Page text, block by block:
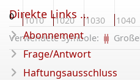
1010 1020 1030 1040
Verwendete Symbole:
Direkte Links ...
Abonnement
Frage/Antwort
Haftungsausschluss